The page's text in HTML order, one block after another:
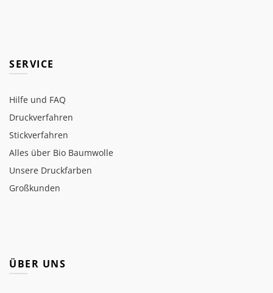
SERVICE
Hilfe und FAQ
Druckverfahren
Stickverfahren
Alles über Bio Baumwolle
Unsere Druckfarben
Großkunden
ÜBER UNS